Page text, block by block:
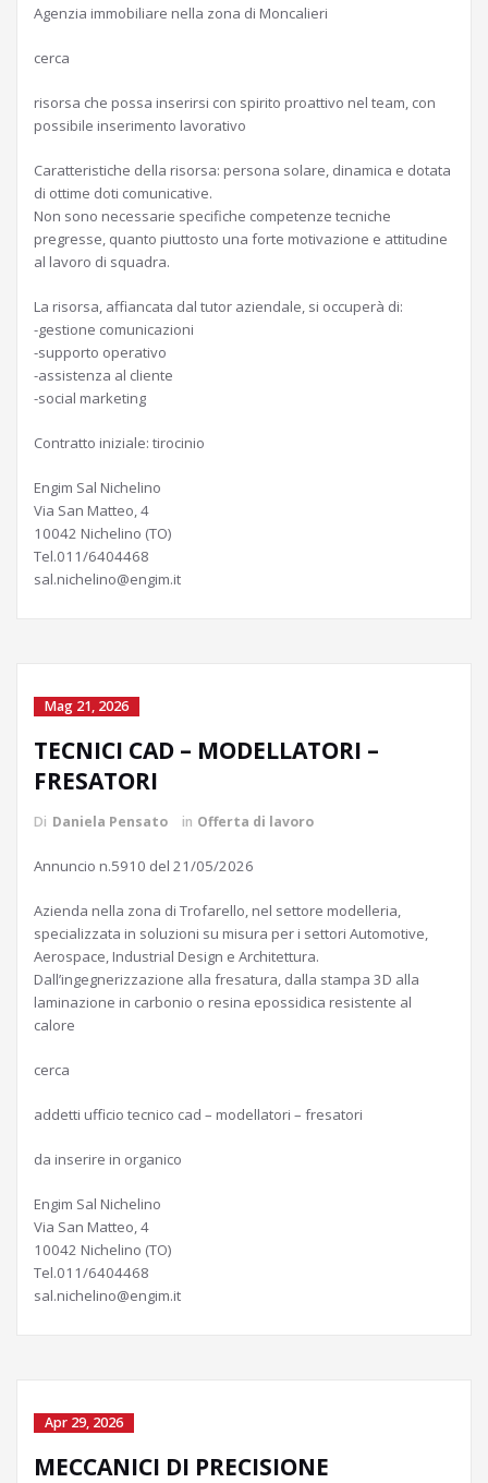
Agenzia immobiliare nella zona di Moncalieri
cerca
risorsa che possa inserirsi con spirito proattivo nel team, con
possibile inserimento lavorativo
Caratteristiche della risorsa: persona solare, dinamica e dotata
di ottime doti comunicative.
Non sono necessarie specifiche competenze tecniche
pregresse, quanto piuttosto una forte motivazione e attitudine
al lavoro di squadra.
La risorsa, affiancata dal tutor aziendale, si occuperà di:
-gestione comunicazioni
-supporto operativo
-assistenza al cliente
-social marketing
Contratto iniziale: tirocinio
Engim Sal Nichelino
Via San Matteo, 4
10042 Nichelino (TO)
Tel.011/6404468
sal.nichelino@engim.it
Mag 21, 2026
TECNICI CAD – MODELLATORI –
FRESATORI
Di Daniela Pensato in Offerta di lavoro
Annuncio n.5910 del 21/05/2026
Azienda nella zona di Trofarello, nel settore modelleria,
specializzata in soluzioni su misura per i settori Automotive,
Aerospace, Industrial Design e Architettura.
Dall’ingegnerizzazione alla fresatura, dalla stampa 3D alla
laminazione in carbonio o resina epossidica resistente al
calore
cerca
addetti ufficio tecnico cad – modellatori – fresatori
da inserire in organico
Engim Sal Nichelino
Via San Matteo, 4
10042 Nichelino (TO)
Tel.011/6404468
sal.nichelino@engim.it
Apr 29, 2026
MECCANICI DI PRECISIONE